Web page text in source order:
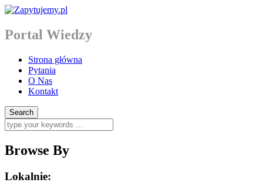
Portal Wiedzy
Strona główna
Pytania
O Nas
Kontakt
Browse By
Lokalnie: